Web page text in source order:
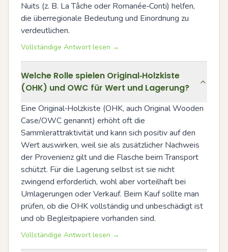
Nuits (z. B. La Tâche oder Romanée‑Conti) helfen,
die überregionale Bedeutung und Einordnung zu
verdeutlichen.
Vollständige Antwort lesen →
Welche Rolle spielen Original‑Holzkiste
(OHK) und OWC für Wert und Lagerung?
Eine Original‑Holzkiste (OHK, auch Original Wooden
Case/OWC genannt) erhöht oft die
Sammlerattraktivität und kann sich positiv auf den
Wert auswirken, weil sie als zusätzlicher Nachweis
der Provenienz gilt und die Flasche beim Transport
schützt. Für die Lagerung selbst ist sie nicht
zwingend erforderlich, wohl aber vorteilhaft bei
Umlagerungen oder Verkauf. Beim Kauf sollte man
prüfen, ob die OHK vollständig und unbeschädigt ist
und ob Begleitpapiere vorhanden sind.
Vollständige Antwort lesen →